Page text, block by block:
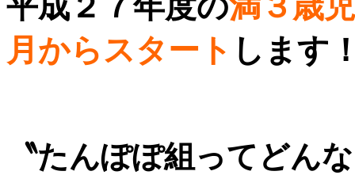
月からスタート します
〝たんぽぽ組ってどん